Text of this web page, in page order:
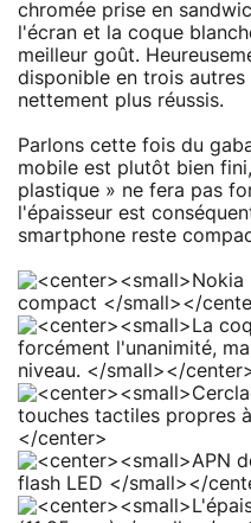
chromée prise en
l'écran et la coque
meilleur goût.
disponible en trois
nettement plus réussis.
Parlons cette fois du
mobile est plutôt bien
plastique » ne fera pas
l'épaisseur est
smartphone reste